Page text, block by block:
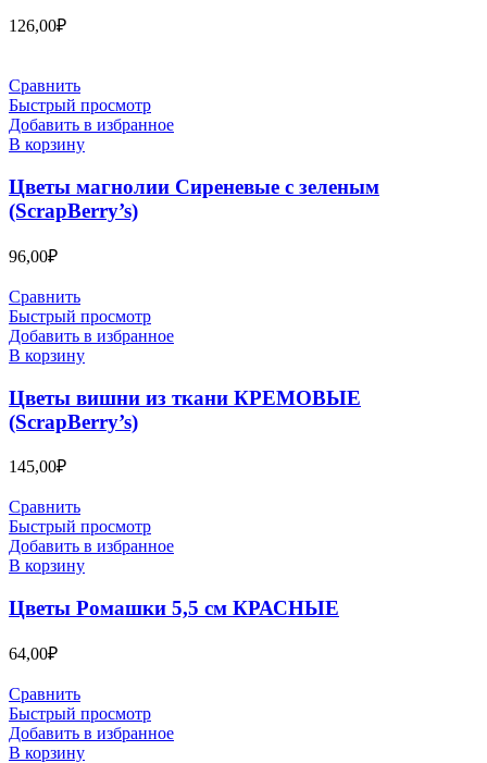
126,00₽
Сравнить
Быстрый просмотр
Добавить в избранное
В корзину
Цветы магнолии Сиреневые с зеленым
(ScrapBerry’s)
96,00₽
Сравнить
Быстрый просмотр
Добавить в избранное
В корзину
Цветы вишни из ткани КРЕМОВЫЕ
(ScrapBerry’s)
145,00₽
Сравнить
Быстрый просмотр
Добавить в избранное
В корзину
Цветы Ромашки 5,5 см КРАСНЫЕ
64,00₽
Сравнить
Быстрый просмотр
Добавить в избранное
В корзину